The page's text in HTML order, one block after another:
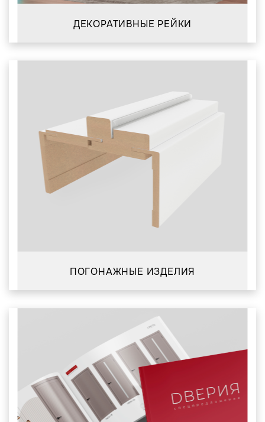
ДЕКОРАТИВНЫЕ РЕЙКИ
ПОГОНАЖНЫЕ ИЗДЕЛИЯ